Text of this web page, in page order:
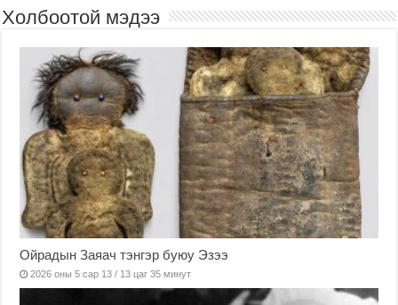
Холбоотой мэдээ
Ойрадын Заяач тэнгэр буюу Эзээ
2026 оны 5 сар 13 / 13 цаг 35 минут